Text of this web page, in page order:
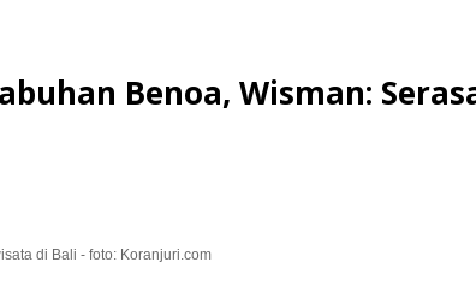
Benoa, Wisman:
di Bali - foto: Koranjuri.com